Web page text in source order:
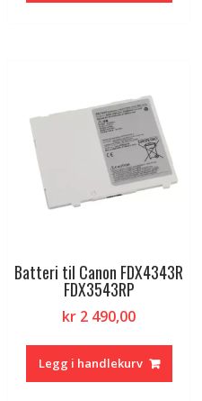
Batteri til Canon FDX4343R
FDX3543RP
kr 2 490,00
Legg i handlekurv